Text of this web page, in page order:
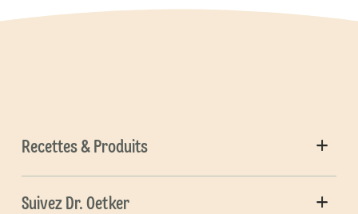
Recettes & Produits
Suivez Dr. Oetker